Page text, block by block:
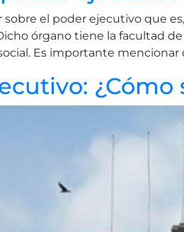
el poder ejecutivo que
órgano tiene la facultad
Es importante mencionar
¿Cómo